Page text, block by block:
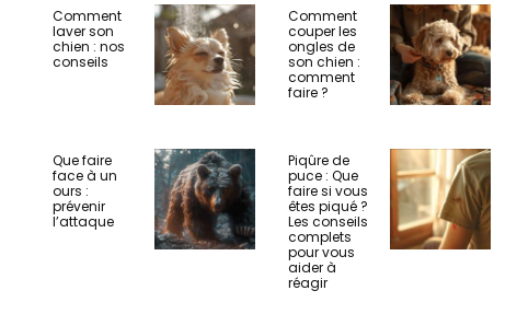
Comment
laver son
chien : nos
conseils
Comment
couper les
ongles de
son chien :
comment
faire ?
Que faire
face à un
ours :
prévenir
l’attaque
Piqûre de
puce : Que
faire si vous
êtes piqué ?
Les conseils
complets
pour vous
aider à
réagir